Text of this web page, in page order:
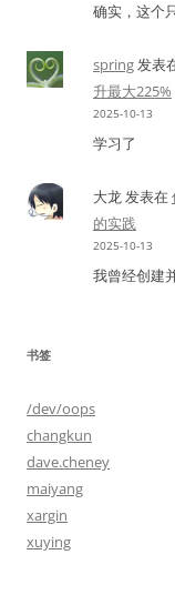
确实，这个
spring发表
升最大225%
2025-10-13
学习了
大龙发表在
的实践
2025-10-13
我曾经创建
书签
/dev/oops
changkun
dave.cheney
maiyang
xargin
xuying